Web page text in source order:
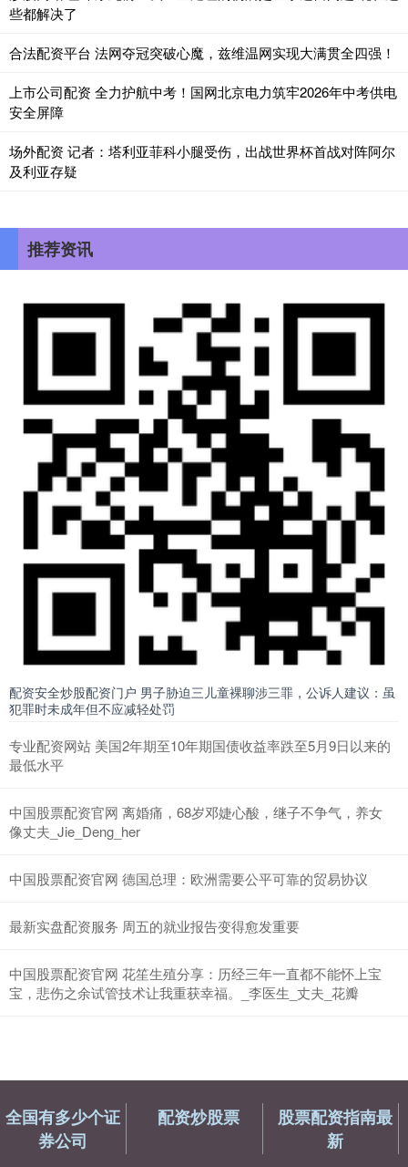
些都解决了
合法配资平台 法网夺冠突破心魔，兹维温网实现大满贯全四强！
上市公司配资 全力护航中考！国网北京电力筑牢2026年中考供电
安全屏障
场外配资 记者：塔利亚菲科小腿受伤，出战世界杯首战对阵阿尔
及利亚存疑
推荐资讯
配资安全炒股配资门户 男子胁迫三儿童裸聊涉三罪，公诉人建议：虽
犯罪时未成年但不应减轻处罚
专业配资网站 美国2年期至10年期国债收益率跌至5月9日以来的
最低水平
中国股票配资官网 离婚痛，68岁邓婕心酸，继子不争气，养女
像丈夫_Jie_Deng_her
中国股票配资官网 德国总理：欧洲需要公平可靠的贸易协议
最新实盘配资服务 周五的就业报告变得愈发重要
中国股票配资官网 花笙生殖分享：历经三年一直都不能怀上宝
宝，悲伤之余试管技术让我重获幸福。_李医生_丈夫_花瓣
全国有多少个证
券公司
配资炒股票
股票配资指南最
新